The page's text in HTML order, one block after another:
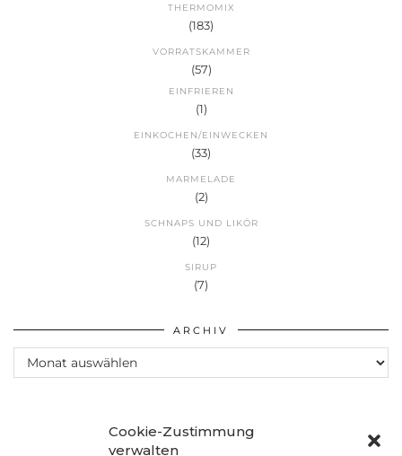
Cookie-Zustimmung
verwalten
THERMOMIX
(183)
VORRATSKAMMER
(57)
EINFRIEREN
(1)
EINKOCHEN/EINWECKEN
(33)
MARMELADE
(2)
SCHNAPS UND LIKÖR
(12)
SIRUP
(7)
ARCHIV
Archiv